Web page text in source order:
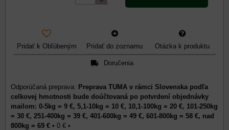
Pridať k Obľúbeným Pridať do zoznamu Otázka k produktu
Doručenia
Preprava TUMA v rámci Slovenska podľa
celkovej hmotnosti bude doúčtovaná po potvrdení objednávky
mailom: 0-5kg = 9 €, 5,1-10kg = 10 €, 10,1-100kg = 20 €, 101-250kg
= 30 €, 251-400kg = 39 €, 401-600kg = 49 €, 601-800kg = 58 €, nad
800kg = 69 € • 0 € •